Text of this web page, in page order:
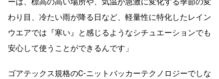
わり目、冷たい雨が降る日など、軽量性に特化したレイン
ウエアでは『寒い』と感じるようなシチュエーションでも
安心して使うことができるんです」
ゴアテックス規格のC-ニットバッカーテクノロジーでしな